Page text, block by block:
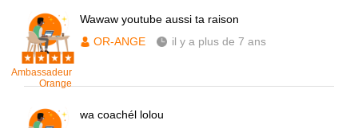
Ambassadeur
Orange
Wawaw youtube aussi ta raison
OR-ANGE
il y a plus de 7 ans
wa coachél lolou